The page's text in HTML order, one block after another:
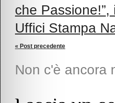
che
Uffici Stampa
« Post precedente
Non c'è ancora